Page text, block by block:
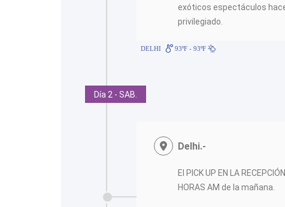
exóticos espectáculos
privilegiado.
DELHI 93ºF - 93ºF
Día 2 - SAB.
Delhi.-
El PICK UP EN LA
HORAS AM de la mañana.